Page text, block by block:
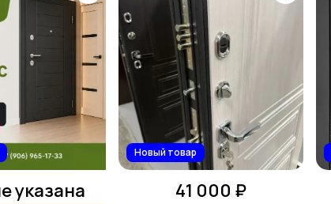
указана
Новый товар
41 000 ₽